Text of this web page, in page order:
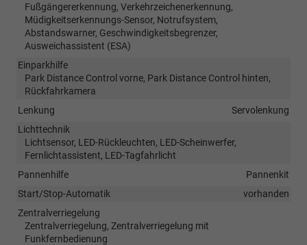
Fußgängererkennung, Verkehrzeichenerkennung,
Müdigkeitserkennungs-Sensor, Notrufsystem,
Abstandswarner, Geschwindigkeitsbegrenzer,
Ausweichassistent (ESA)
Einparkhilfe
Park Distance Control vorne, Park Distance Control hinten,
Rückfahrkamera
Lenkung
Servolenkung
Lichttechnik
Lichtsensor, LED-Rückleuchten, LED-Scheinwerfer,
Fernlichtassistent, LED-Tagfahrlicht
Pannenhilfe
Pannenkit
Start/Stop-Automatik
vorhanden
Zentralverriegelung
Zentralverriegelung, Zentralverriegelung mit
Funkfernbedienung